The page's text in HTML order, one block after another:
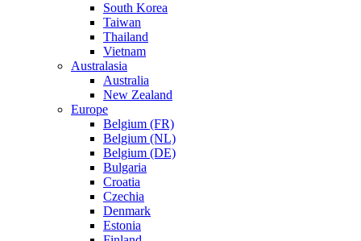
South Korea
Taiwan
Thailand
Vietnam
Australasia
Australia
New Zealand
Europe
Belgium (FR)
Belgium (NL)
Belgium (DE)
Bulgaria
Croatia
Czechia
Denmark
Estonia